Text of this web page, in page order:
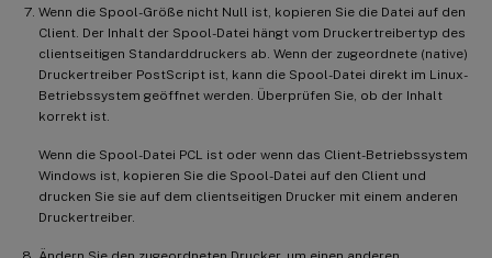
Wenn die Spool-Größe nicht Null ist, kopieren Sie die Datei auf den
Client. Der Inhalt der Spool-Datei hängt vom Druckertreibertyp des
clientseitigen Standarddruckers ab. Wenn der zugeordnete (native)
Druckertreiber PostScript ist, kann die Spool-Datei direkt im Linux-
Betriebssystem geöffnet werden. Überprüfen Sie, ob der Inhalt
korrekt ist.
Wenn die Spool-Datei PCL ist oder wenn das Client-Betriebssystem
Windows ist, kopieren Sie die Spool-Datei auf den Client und
drucken Sie sie auf dem clientseitigen Drucker mit einem anderen
Druckertreiber.